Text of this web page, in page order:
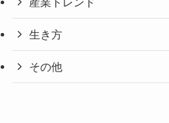
生き方
その他